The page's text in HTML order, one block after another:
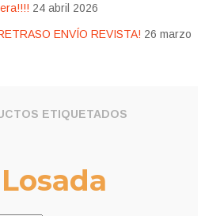
24 abril 2026
ENVÍO REVISTA! 26 marzo
ETIQUETADOS